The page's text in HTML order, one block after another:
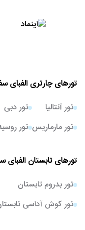
تورهای چارتری الفبای
تور آنتالیا
تور مارماریس
تور دبی
تور
تورهای تابستان الفبای
تور بدروم تابستان
تور کوش آداسی